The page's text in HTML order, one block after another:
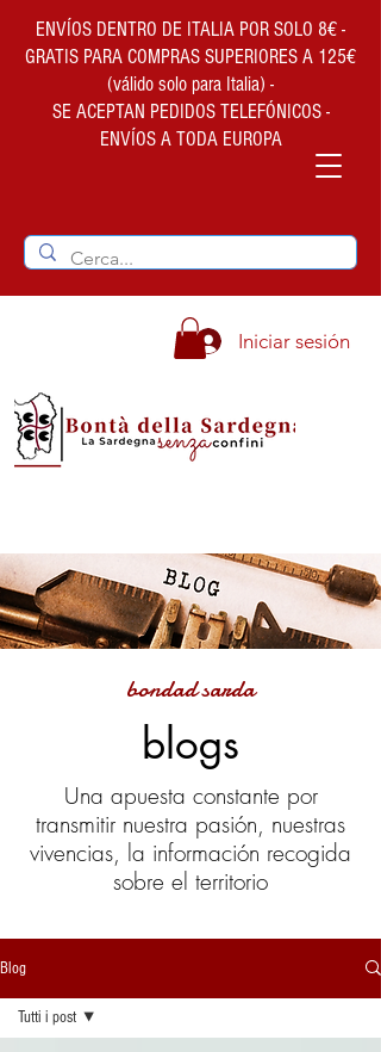
ENVÍOS DENTRO DE ITALIA POR SOLO 8€ -
GRATIS PARA COMPRAS SUPERIORES A 125€
(válido solo para Italia) -
SE ACEPTAN PEDIDOS TELEFÓNICOS -
ENVÍOS A TODA EUROPA
Iniciar sesión
bondad sarda
blogs
Una apuesta constante por
transmitir nuestra pasión, nuestras
vivencias, la información recogida
sobre el territorio
Blog
Tutti i post